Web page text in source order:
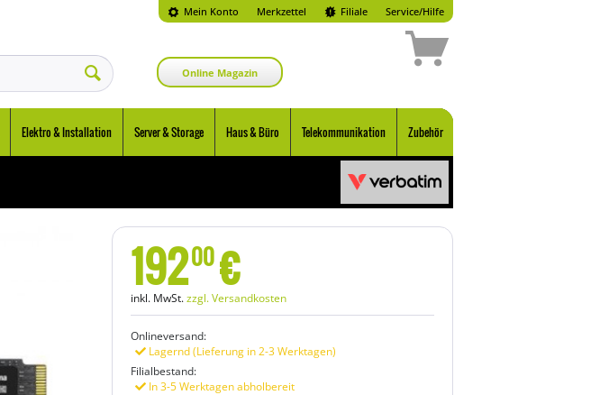
Mein Konto Merkzettel Filiale Service/Hilfe
Online Magazin
Elektro & Installation Server & Storage Haus & Büro Telekommunikation Zubehör
19200€
inkl. MwSt.zzgl. Versandkosten
Onlineversand:
Lagernd (Lieferung in 2-3 Werktagen)
Filialbestand:
In 3-5 Werktagen abholbereit